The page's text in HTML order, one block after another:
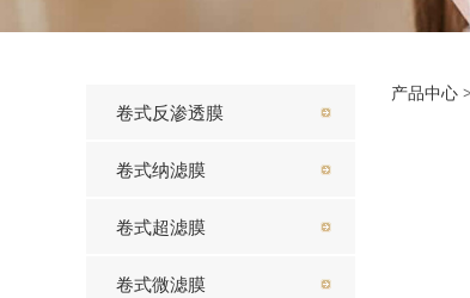
卷式反渗透膜
卷式纳滤膜
卷式超滤膜
卷式微滤膜
海
产品中心